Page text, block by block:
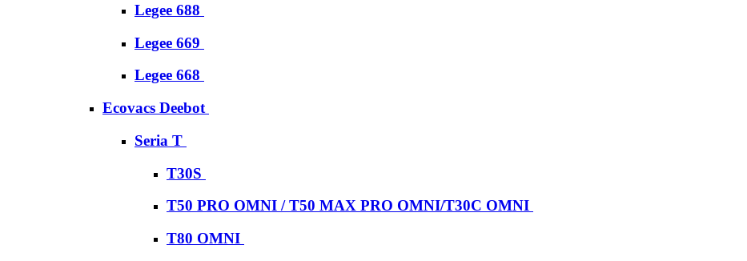
Legee 688
Legee 669
Legee 668
Ecovacs Deebot
Seria T
T30S
T50 PRO OMNI / T50 MAX PRO OMNI/T30C OMNI
T80 OMNI